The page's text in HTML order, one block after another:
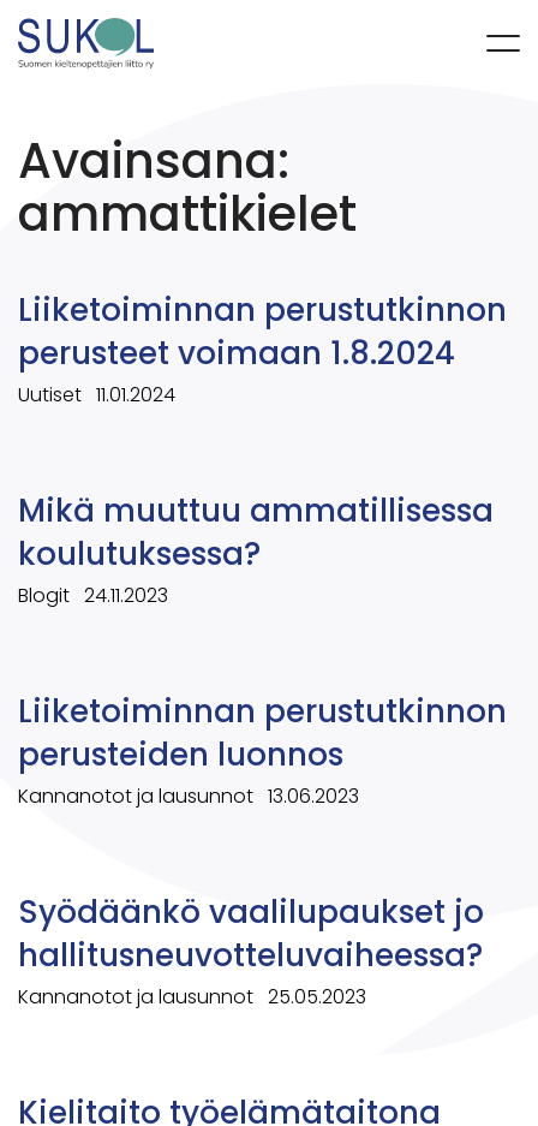
Avainsana:
ammattikielet
Liiketoiminnan perustutkinnon
perusteet voimaan 1.8.2024
Uutiset 11.01.2024
Mikä muuttuu ammatillisessa
koulutuksessa?
Blogit 24.11.2023
Liiketoiminnan perustutkinnon
perusteiden luonnos
Kannanotot ja lausunnot 13.06.2023
Syödäänkö vaalilupaukset jo
hallitusneuvotteluvaiheessa?
Kannanotot ja lausunnot 25.05.2023
Kielitaito työelämätaitona